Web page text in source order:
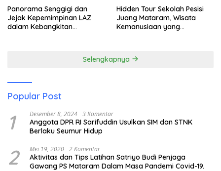
Panorama Senggigi dan
Jejak Kepemimpinan LAZ
dalam Kebangkitan
Hidden Tour Sekolah Pesisi
Juang Mataram, Wisata
Kemanusiaan yang
Selengkapnya
Popular Post
1 Desember 8, 2024 3 Komentar
Anggota DPR RI Sarifuddin Usulkan SIM dan STNK
Berlaku Seumur Hidup
2 Mei 19, 2020 2 Komentar
Aktivitas dan Tips Latihan Satriyo Budi Penjaga
Gawang PS Mataram Dalam Masa Pandemi Covid-19.